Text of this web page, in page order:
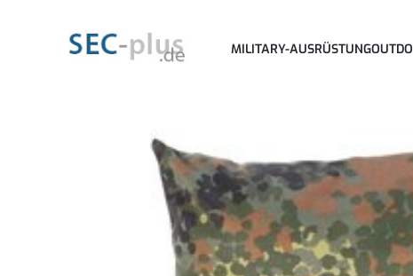
MILITARY-AUSRÜSTUNG